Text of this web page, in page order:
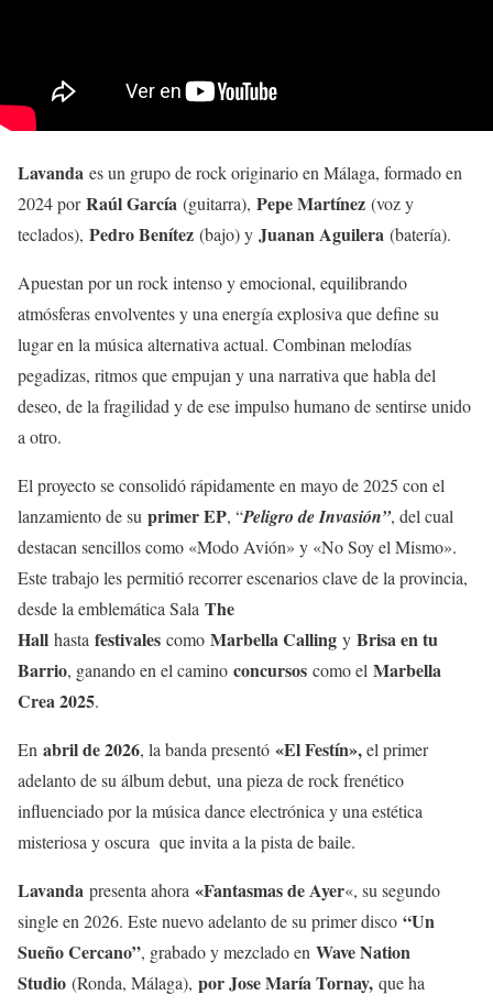
Lavanda es un grupo de rock originario en Málaga, formado en
2024 porRaúl García (guitarra), Pepe Martínez (voz y
teclados), Pedro Benítez (bajo) y Juanan Aguilera (batería).
Apuestan por un rock intenso y emocional, equilibrando
atmósferas envolventes y una energía explosiva que define su
lugar en la música alternativa actual. Combinan melodías
pegadizas, ritmos que empujan y una narrativa que habla del
deseo, de la fragilidad y de ese impulso humano de sentirse unido
a otro.
El proyecto se consolidó rápidamente en mayo de 2025 con el
lanzamiento de su primer EP, “Peligro de Invasión”, del cual
destacan sencillos como «Modo Avión» y «No Soy el Mismo».
Este trabajo les permitió recorrer escenarios clave de la provincia,
desde la emblemática Sala The
Hall hasta festivales como Marbella Calling y Brisa en tu
Barrio, ganando en el camino concursos como el Marbella
Crea 2025.
En abril de 2026, la banda presentó «El Festín»,el primer
adelanto de su álbum debut, una pieza de rock frenético
influenciado por la música dance electrónica y una estética
misteriosa y oscura que invita a la pista de baile.
Lavanda presenta ahora «Fantasmas de Ayer«, su segundo
single en 2026. Este nuevo adelanto de su primer disco “Un
Sueño Cercano”, grabado y mezclado en Wave Nation
Studio (Ronda, Málaga), por Jose María Tornay, que ha